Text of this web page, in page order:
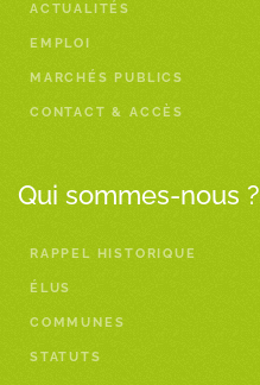
ACTUALITÉS
EMPLOI
MARCHÉS PUBLICS
CONTACT & ACCÈS
Qui sommes-nous ?
RAPPEL HISTORIQUE
ÉLUS
COMMUNES
STATUTS